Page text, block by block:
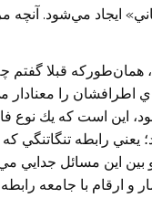
ايجاد مي‌شود.
قبلا گفتم
را معنادار
شود، اين است كه يك
يعني رابطه
و بين اين مسائل
ارقام با جامعه